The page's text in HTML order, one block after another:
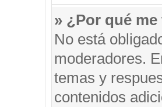
» ¿Por qué
No está
moderadores.
temas y
contenidos